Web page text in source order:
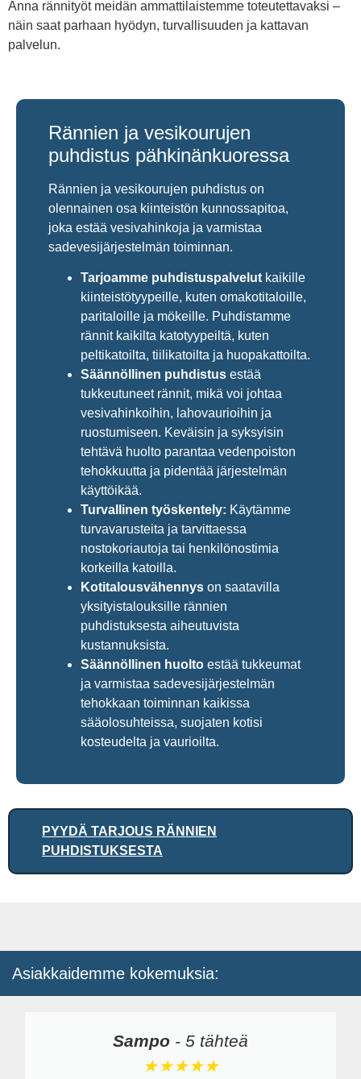
Anna rännityöt meidän ammattilaistemme toteutettavaksi –
näin saat parhaan hyödyn, turvallisuuden ja kattavan
palvelun.
Rännien ja vesikourujen
puhdistus pähkinänkuoressa
Rännien ja vesikourujen puhdistus on
olennainen osa kiinteistön kunnossapitoa,
joka estää vesivahinkoja ja varmistaa
sadevesijärjestelmän toiminnan.
Tarjoamme puhdistuspalvelut kaikille
kiinteistötyypeille, kuten omakotitaloille,
paritaloille ja mökeille. Puhdistamme
rännit kaikilta katotyypeiltä, kuten
peltikatoilta, tiilikatoilta ja huopakattoilta.
Säännöllinen puhdistus estää
tukkeutuneet rännit, mikä voi johtaa
vesivahinkoihin, lahovaurioihin ja
ruostumiseen. Keväisin ja syksyisin
tehtävä huolto parantaa vedenpoiston
tehokkuutta ja pidentää järjestelmän
käyttöikää.
Turvallinen työskentely: Käytämme
turvavarusteita ja tarvittaessa
nostokoriautoja tai henkilönostimia
korkeilla katoilla.
Kotitalousvähennys on saatavilla
yksityistalouksille rännien
puhdistuksesta aiheutuvista
kustannuksista.
Säännöllinen huolto estää tukkeumat
ja varmistaa sadevesijärjestelmän
tehokkaan toiminnan kaikissa
sääolosuhteissa, suojaten kotisi
kosteudelta ja vaurioilta.
PYYDÄ TARJOUS RÄNNIEN
PUHDISTUKSESTA
Asiakkaidemme kokemuksia:
Sampo - 5 tähteä
★★★★★